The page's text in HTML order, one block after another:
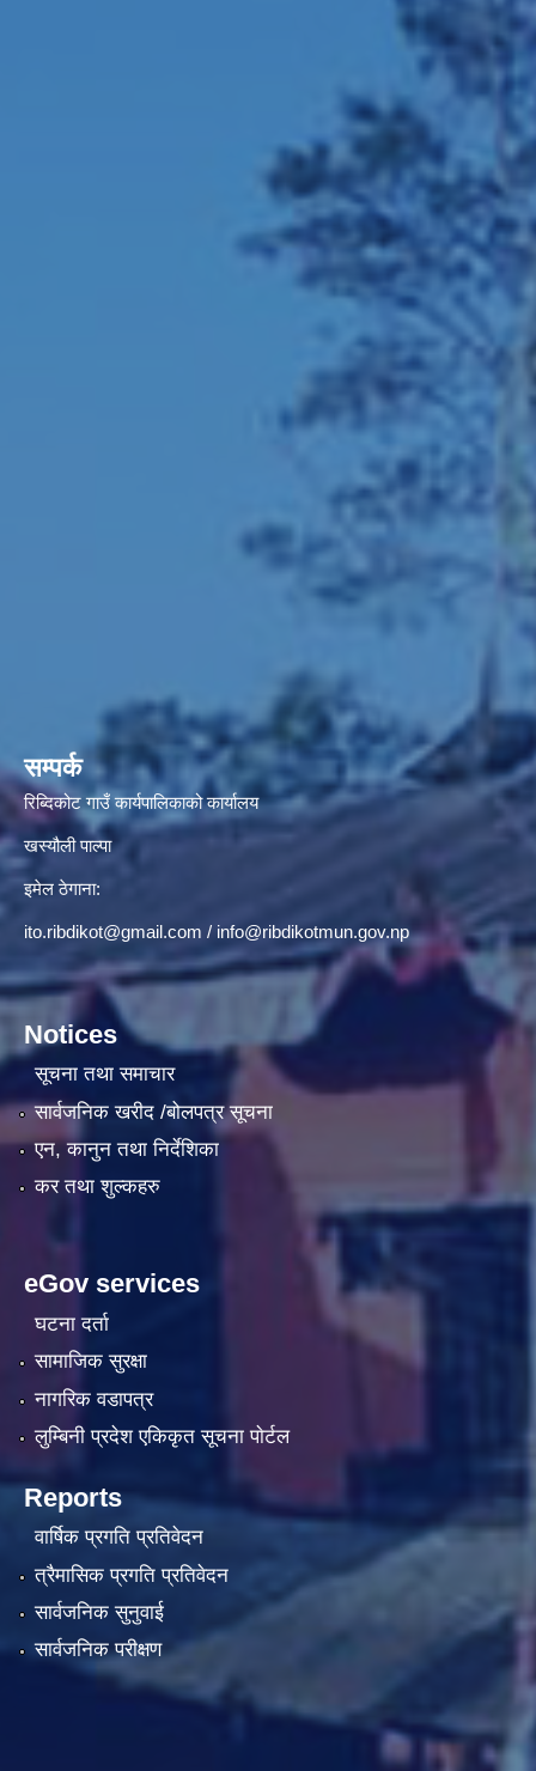
सम्पर्क
रिब्दिकोट गाउँ कार्यपालिकाको कार्यालय
खस्यौली पाल्पा
इमेल ठेगाना:
ito.ribdikot@gmail.com / info@ribdikotmun.gov.np
Notices
सूचना तथा समाचार
सार्वजनिक खरीद /बोलपत्र सूचना
एन, कानुन तथा निर्देशिका
कर तथा शुल्कहरु
eGov services
घटना दर्ता
सामाजिक सुरक्षा
नागरिक वडापत्र
लुम्बिनी प्रदेश एकिकृत सूचना पाेर्टल
Reports
वार्षिक प्रगति प्रतिवेदन
त्रैमासिक प्रगति प्रतिवेदन
सार्वजनिक सुनुवाई
सार्वजनिक परीक्षण